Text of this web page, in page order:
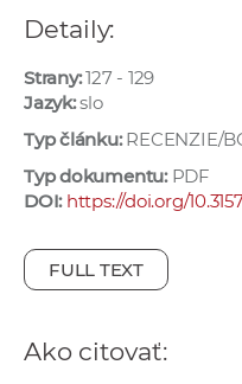
Detaily:
Strany:127 - 129
Jazyk:slo
Typ článku:RECENZIE/
Typ dokumentu:PDF
DOI: https://doi.org/
FULL TEXT
Ako citovať: